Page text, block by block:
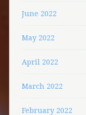
June 2022
May 2022
April 2022
March 2022
February 2022